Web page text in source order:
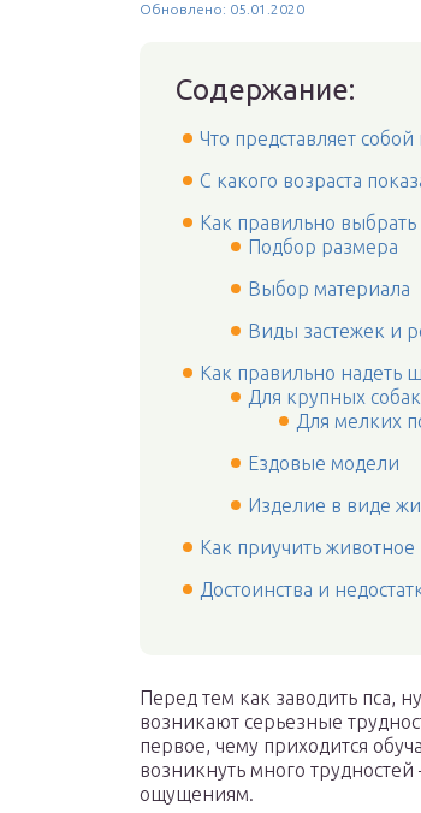
Обновлено: 05.01.2020
Содержание:
Что представляет
С какого возраста
Как правильно
Подбор размера
Выбор материала
Виды застежек и
Как правильно надеть
Для крупных собак
Для мелких
Ездовые модели
Изделие в виде
Как приучить
Достоинства и
Перед тем как заводить пса,
возникают серьезные
первое, чему приходится
возникнуть много
ощущениям.